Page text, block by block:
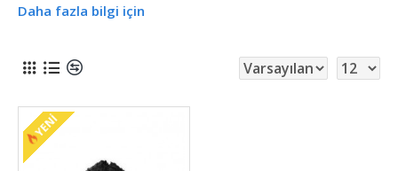
Daha fazla bilgi için
YENI